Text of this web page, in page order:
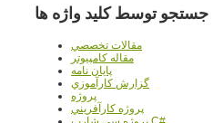
جستجو توسط کلید واژه ها
مقالات تخصصي
مقاله کامپیوتر
پایان نامه
گزارش کارآموزي
پروژه
پروژه کارآفريني